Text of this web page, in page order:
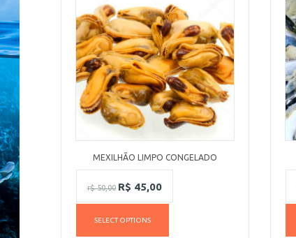
MEXILHÃO LIMPO CONGELADO
r$50,00 R$ 45,00
SELECT OPTIONS